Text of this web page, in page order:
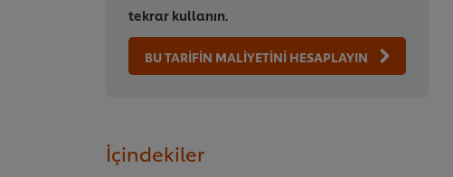
tekrar kullanın.
BU TARİFİN MALİYETİNİ HESAPLAYIN
İçindekiler